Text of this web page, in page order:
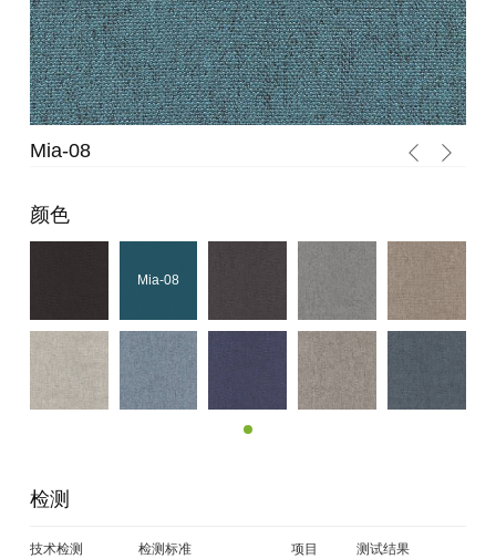
颜色
Mia-08
检测
技术检测 检测标准 项目 测试结果